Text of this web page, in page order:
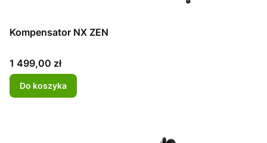
Kompensator NX ZEN
Cena
1 499,00 zł
Do koszyka